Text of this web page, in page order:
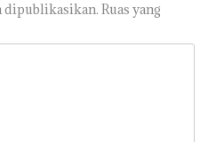
dipublikasikan. Ruas yang